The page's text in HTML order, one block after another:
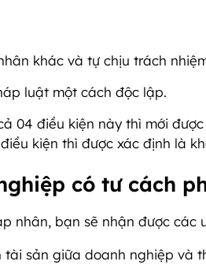
khác và tự chịu trách
luật một cách độc lập.
04 điều kiện này thì mới
kiện thì được xác định là
có tư cách
nhân, bạn sẽ nhận được các
sản giữa doanh nghiệp và